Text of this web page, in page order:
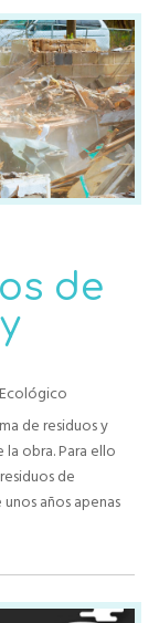
de
de residuos y
obra. Para ello
de
años apenas